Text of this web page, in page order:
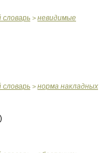
словарь > невидимые
словарь > норма накладных